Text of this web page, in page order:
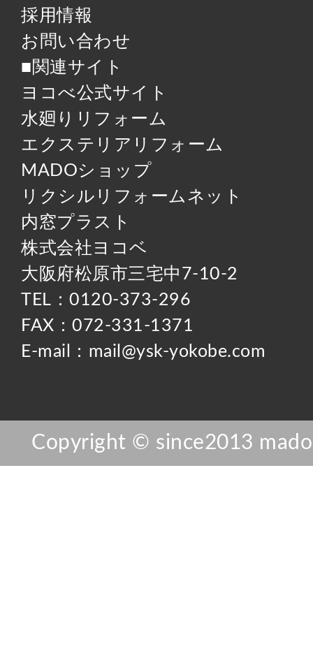
採用情報
お問い合わせ
■関連サイト
ヨコべ公式サイト
水廻りリフォーム
エクステリアリフォーム
MADOショップ
リクシルリフォームネット
内窓プラスト
株式会社ヨコベ
大阪府松原市三宅中7-10-2
TEL：0120-373-296
FAX：072-331-1371
E-mail：mail@ysk-yokobe.com
Copyright © since2013